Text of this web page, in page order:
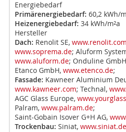
Energiebedarf
Primärenergiebedarf: 60,2 kWh/
Heizenergiebedarf: 34 kWh/m²a
Hersteller
Dach: Renolit SE, www.renolit.com
www.soprema.de; Aluform
www.aluform.de; Onduline
Etanco GmbH, www.etenco.de;
Fassade: Kawneer Aluminium
www.kawneer.com; Technal,
AGC Glass Europe,
Palram, www.palram.de;
Saint-Gobain Isover G+H AG,
Trockenbau: Siniat, www.siniat.de